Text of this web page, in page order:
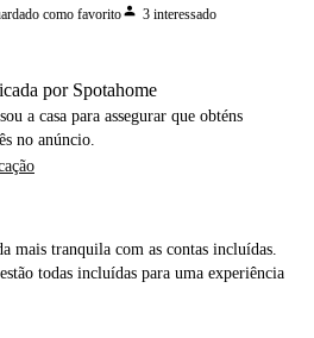
como favoritoperson 3 interessado
por Spotahome
a casa para assegurar que obténs
no anúncio.
mais tranquila com as contas incluídas.
todas incluídas para uma experiência